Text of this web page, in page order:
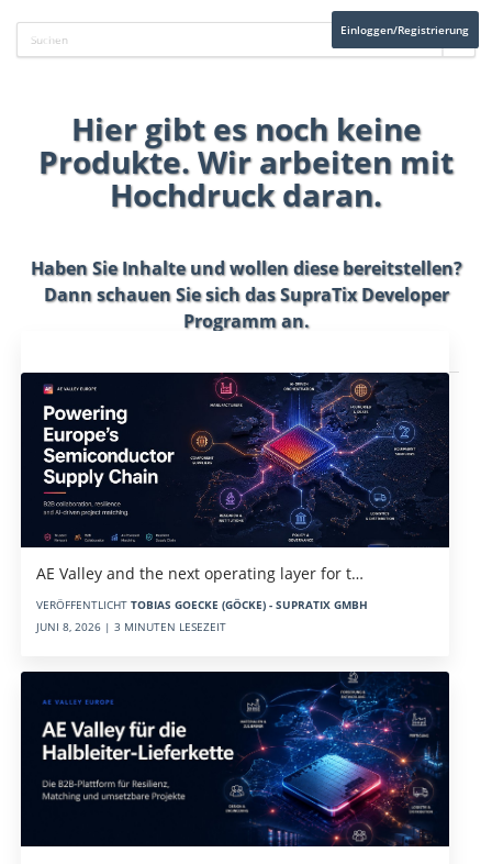
Einloggen/Registrierung
Hier gibt es noch keine
Produkte. Wir arbeiten mit
Hochdruck daran.
Haben Sie Inhalte und wollen diese bereitstellen?
Dann schauen Sie sich dasSupraTix Developer
Programman.
AE Valley and the next operating layer for t…
VERÖFFENTLICHT TOBIAS GOECKE (GÖCKE) - SUPRATIX GMBH
JUNI 8, 2026 | 3 MINUTEN LESEZEIT